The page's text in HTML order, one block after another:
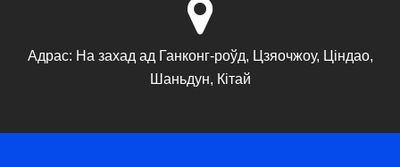
Адрас: На захад ад Ганконг-роўд, Цзяочжоу, Ціндао,
Шаньдун, Кітай